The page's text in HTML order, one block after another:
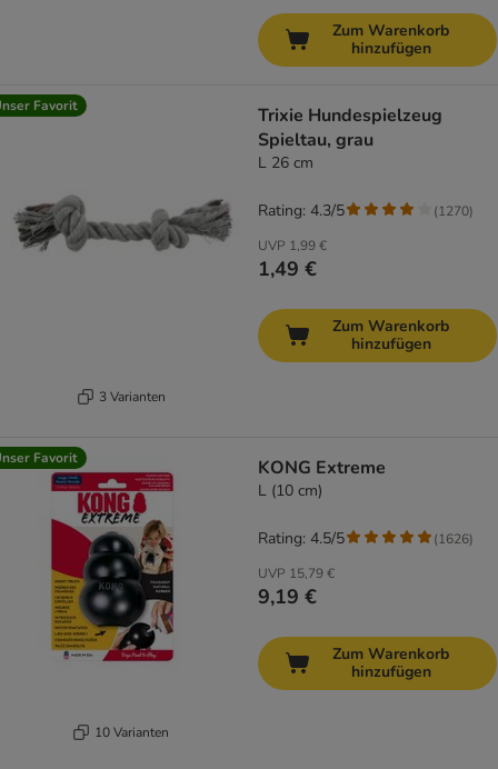
Zum Warenkorb
hinzufügen
Favorit
3 Varianten
Trixie Hundespielzeug
Spieltau, grau
L 26 cm
UVP 1,99 €
1,49 €
Rating: 4.3/5 (1270)
Zum Warenkorb
hinzufügen
Favorit
10 Varianten
KONG Extreme
L (10 cm)
UVP 15,79 €
9,19 €
Rating: 4.5/5 (1626)
Zum Warenkorb
hinzufügen